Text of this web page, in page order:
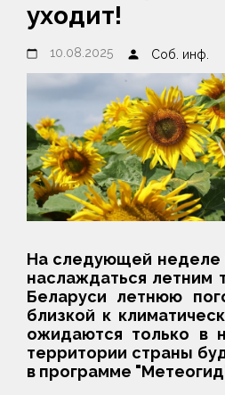
уходит!
10.08.2025 Соб. инф.
На следующей неделе
наслаждаться летним
Беларуси летнюю
близкой к
ожидаются только в
территории страны
в программе